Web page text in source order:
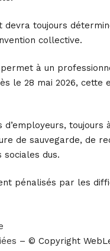
toujours
collective.
à un
le 28 mai 2026,
toujours
de sauvegarde, de
dus.
pénalisés par les
– © Copyright